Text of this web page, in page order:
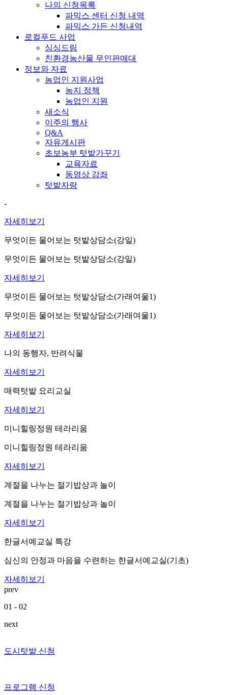
나의 신청목록
파믹스 센터 신청 내역
파믹스 가든 신청내역
로컬푸드 사업
싱싱드림
친환경농산물 무인판매대
정보와 자료
농업인 지원사업
농지 정책
농업인 지원
새소식
이주의 행사
Q&A
자유게시판
초보농부 텃밭가꾸기
교육자료
동영상 강좌
텃밭자랑
-
자세히보기
무엇이든 물어보는 텃밭상담소(강일)
무엇이든 물어보는 텃밭상담소(강일)
자세히보기
무엇이든 물어보는 텃밭상담소(가래여울1)
무엇이든 물어보는 텃밭상담소(가래여울1)
자세히보기
나의 동행자, 반려식물
자세히보기
매력텃밭 요리교실
자세히보기
미니힐링정원 테라리움
미니힐링정원 테라리움
자세히보기
계절을 나누는 절기밥상과 놀이
계절을 나누는 절기밥상과 놀이
자세히보기
한글서예교실 특강
심신의 안정과 마음을 수련하는 한글서예교실(기초)
자세히보기
prev
01 - 02
next
도시텃밭 신청
프로그램 신청